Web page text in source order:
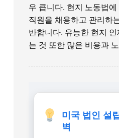
우 큽니다. 현지 노동법에
직원을 채용하고 관리하
반합니다. 유능한 현지
는 것 또한 많은 비용과
미국 법인 설
벽